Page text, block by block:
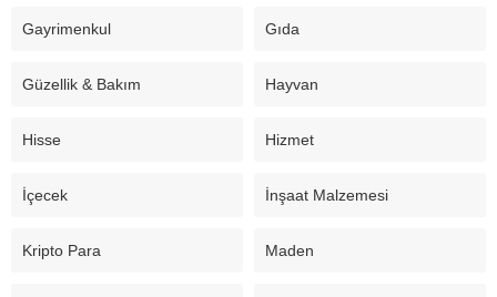
Gayrimenkul Gıda
Güzellik & Bakım Hayvan
Hisse Hizmet
İçecek İnşaat Malzemesi
Kripto Para Maden